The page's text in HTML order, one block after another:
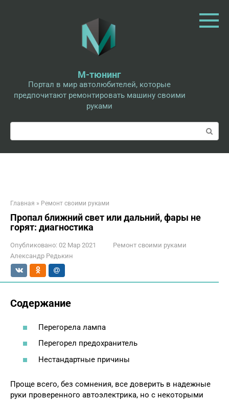
М-тюнинг
Портал в мир автолюбителей, которые
предпочитают ремонтировать машину своими
руками
Поиск:
Главная » Ремонт своими руками
Пропал ближний свет или дальний, фары не
горят: диагностика
Опубликовано: 02 Мар 2021
Ремонт своими руками
Александр Редькин
Содержание
Перегорела лампа
Перегорел предохранитель
Нестандартные причины
Проще всего, без сомнения, все доверить в надежные
руки проверенного автоэлектрика, но с некоторыми